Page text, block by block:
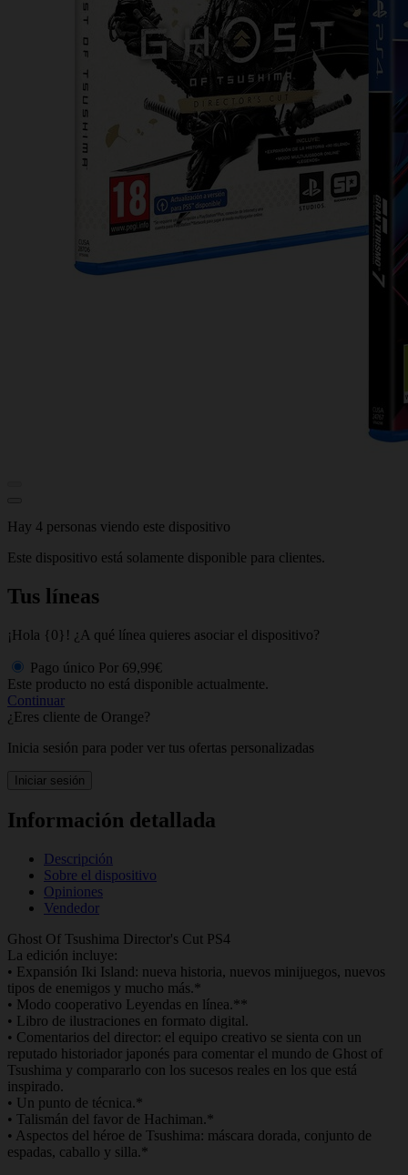
Hay 4 personas viendo este dispositivo
Este dispositivo está solamente disponible para clientes.
Tus líneas
¡Hola {0}! ¿A qué línea quieres asociar el dispositivo?
Pago único Por 69,99€
Este producto no está disponible actualmente.
Continuar
¿Eres cliente de Orange?
Inicia sesión para poder ver tus ofertas personalizadas
Iniciar sesión
Información detallada
Descripción
Sobre el dispositivo
Opiniones
Vendedor
Ghost Of Tsushima Director's Cut PS4
La edición incluye:
• Expansión Iki Island: nueva historia, nuevos minijuegos, nuevos
tipos de enemigos y mucho más.*
• Modo cooperativo Leyendas en línea.**
• Libro de ilustraciones en formato digital.
• Comentarios del director: el equipo creativo se sienta con un
reputado historiador japonés para comentar el mundo de Ghost of
Tsushima y compararlo con los sucesos reales en los que está
inspirado.
• Un punto de técnica.*
• Talismán del favor de Hachiman.*
• Aspectos del héroe de Tsushima: máscara dorada, conjunto de
espadas, caballo y silla.*